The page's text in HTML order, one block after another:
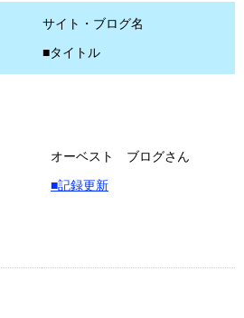
サイト・ブログ名
■タイトル
オーベスト ブログさん
■記録更新